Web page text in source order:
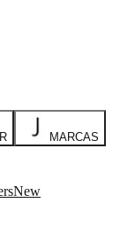
MARCAS
New